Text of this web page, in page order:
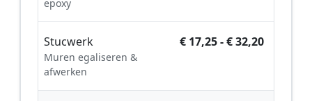
epoxy
Stucwerk
Muren egaliseren &
afwerken
€ 17,25 - € 32,20